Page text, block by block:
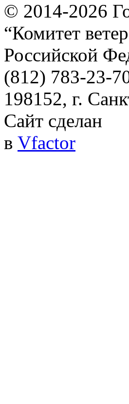
© 2014-2026
“Комитет
Российской
(812) 783-23-
198152, г.
Сайт сделан
в Vfactor